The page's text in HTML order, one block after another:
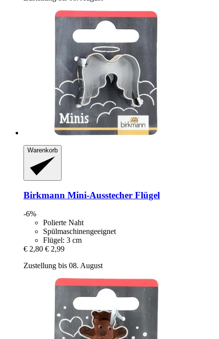
Warenkorb
Birkmann Mini-​Ausstecher Flügel
-6%
Polierte Naht
Spülmaschinengeeignet
Flügel: 3 cm
€ 2,80 € 2,99
Zustellung bis 08. August